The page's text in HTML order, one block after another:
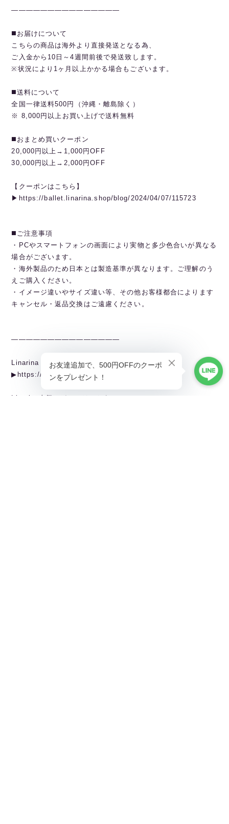
———————————————
◼️お届けについて
こちらの商品は海外より直接発送となる為、
ご入金から10日～4週間前後で発送致します。
※状況により1ヶ月以上かかる場合もございます。
◼️送料について
全国一律送料500円（沖縄・離島除く）
※ 8,000円以上お買い上げで送料無料
◼️おまとめ買いクーポン
20,000円以上→1,000円OFF
30,000円以上→2,000円OFF
【クーポンはこちら】
▶︎https://ballet.linarina.shop/blog/2024/04/07/115723
◼️ご注意事項
・PCやスマートフォンの画面により実物と多少色合いが異なる
場合がございます。
・海外製品のため日本とは製造基準が異なります。ご理解のう
えご購入ください。
・イメージ違いやサイズ違い等、その他お客様都合によります
キャンセル・返品交換はご遠慮ください。
———————————————
Linarina TOPページから全商品閲覧できます。
▶︎https://ballet.linarina.shop
Linarina人気アイテムはこちら